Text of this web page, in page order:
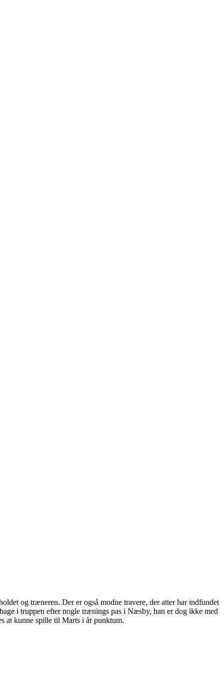
og træneren. Der er også modne travere, der atter har indfundet
i truppen efter nogle trænings pas i Næsby, han er dog ikke med
at kunne spille til Marts i år punktum.